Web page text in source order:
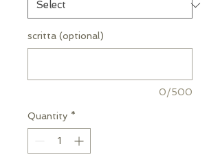
scritta (optional)
0/500
Quantity *